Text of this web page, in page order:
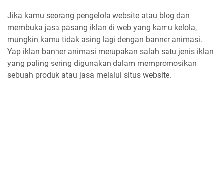
Jika kamu seorang pengelola website atau blog dan
membuka jasa pasang iklan di web yang kamu kelola,
mungkin kamu tidak asing lagi dengan banner animasi.
Yap iklan banner animasi merupakan salah satu jenis iklan
yang paling sering digunakan dalam mempromosikan
sebuah produk atau jasa melalui situs website.